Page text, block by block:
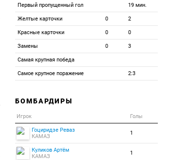
Первый пропущенный гол 19 мин.
Желтые карточки 0 2
Красные карточки 0 0
Замены 0 3
Самая крупная победа
Самое крупное поражение 2:3
БОМБАРДИРЫ
Игрок Голы
Гоциридзе Реваз
КАМАЗ
1
Куликов Артём
КАМАЗ
1